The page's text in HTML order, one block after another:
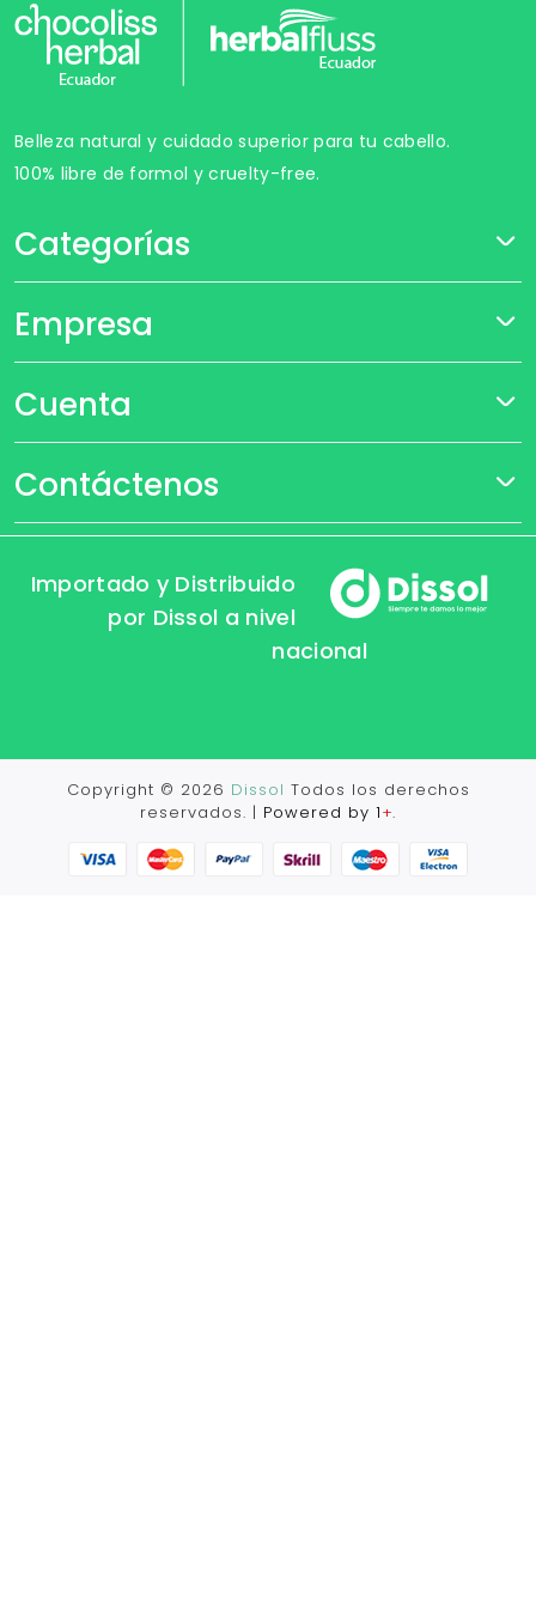
Belleza natural y cuidado superior para tu cabello.
100% libre de formol y cruelty-free.
Categorías
Empresa
Cuenta
Contáctenos
Importado y Distribuido
por Dissol a nivel
nacional
Copyright © 2026 Dissol Todos los derechos
reservados. | Powered by 1+.